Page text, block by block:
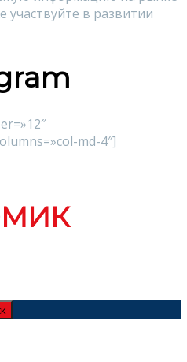
в развитии
md-4″]